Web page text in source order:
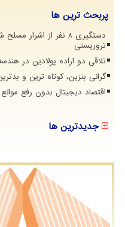
پربحث ترین ها
دستگیری 8 نفر از
تروریستی
تلاقی دو اراده پولادین در
گرانی بنزین، کوتاه ترین و
اقتصاد دیجیتال بدون رفع
جدیدترین ها